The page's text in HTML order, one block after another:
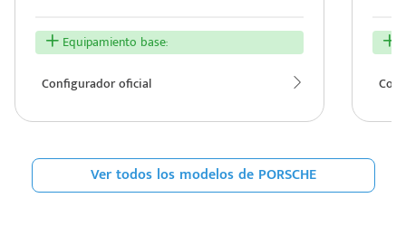
Equipamiento base:
Configurador oficial
Ver todos los modelos de PORSCHE